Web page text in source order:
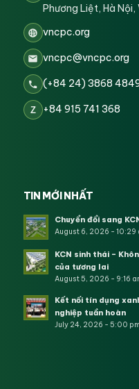
Phương Liệt, Hà
vncpc.org
vncpc@vncpc.org
(+84 24) 3868
Z +84 915 741 368
TIN MỚI NHẤT
Chuyển đổi sang
August 6, 2026 - 10:29
KCN sinh thái –
của tương lai
August 5, 2026 - 9:16
Kết nối tín dụng
nghiệp tuần hoàn
July 24, 2026 - 5:00 pm